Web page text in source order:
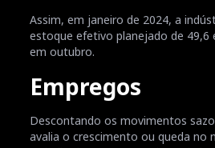
Assim, em janeiro de 2024, a
estoque efetivo planejado de 49,6
em outubro.
Empregos
Descontando os movimentos
avalia o crescimento ou queda no